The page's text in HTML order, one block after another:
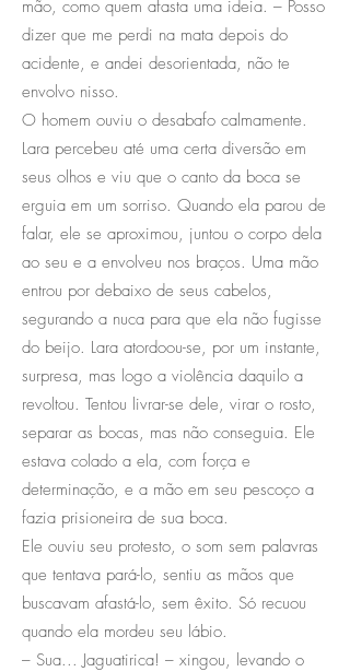
mão, como quem afasta uma ideia. – Posso
dizer que me perdi na mata depois do
acidente, e andei desorientada, não te
envolvo nisso.
O homem ouviu o desabafo calmamente.
Lara percebeu até uma certa diversão em
seus olhos e viu que o canto da boca se
erguia em um sorriso. Quando ela parou de
falar, ele se aproximou, juntou o corpo dela
ao seu e a envolveu nos braços. Uma mão
entrou por debaixo de seus cabelos,
segurando a nuca para que ela não fugisse
do beijo. Lara atordoou-se, por um instante,
surpresa, mas logo a violência daquilo a
revoltou. Tentou livrar-se dele, virar o rosto,
separar as bocas, mas não conseguia. Ele
estava colado a ela, com força e
determinação, e a mão em seu pescoço a
fazia prisioneira de sua boca.
Ele ouviu seu protesto, o som sem palavras
que tentava pará-lo, sentiu as mãos que
buscavam afastá-lo, sem êxito. Só recuou
quando ela mordeu seu lábio.
– Sua... Jaguatirica! – xingou, levando o